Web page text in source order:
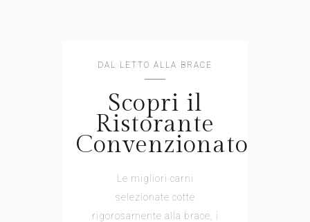
DAL LETTO ALLA BRACE
Scopri il
Ristorante
Convenzionato
Le migliori carni
selezionate cotte
rigorosamente alla brace, i